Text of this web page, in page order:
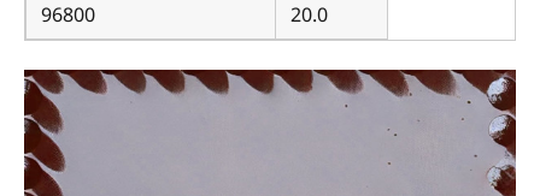
96800
20.0